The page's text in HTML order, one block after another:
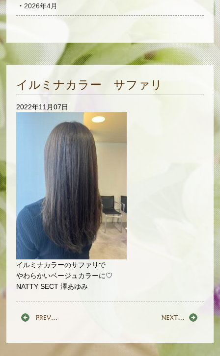
2026年4月
イルミナカラー サファリ
2022年11月07日
イルミナカラーのサファリで
やわらかいベージュカラーに♡
NATTY SECT 澤あゆみ